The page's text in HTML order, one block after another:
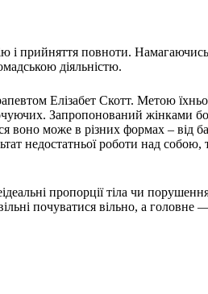
і прийняття повноти.
діяльністю.
Елізабет Скотт. Метою їхньої
Запропонований жінками
воно може в різних формах – від
недостатньої роботи над
пропорції тіла чи
почуватися вільно, а головне